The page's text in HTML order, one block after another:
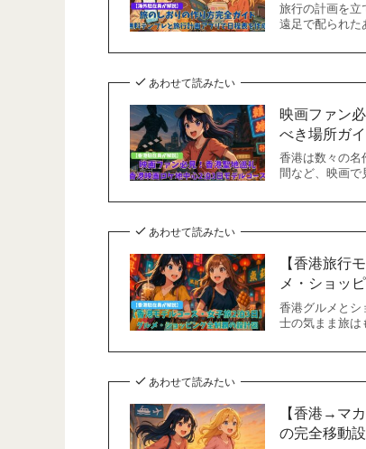
旅行の計画を立
遠足で配られた
あわせて読みたい
映画ファン
べき場所ガ
香港は数々の名
間など、映画
あわせて読みたい
【香港旅行
メ・ショッ
香港グルメとシ
士の気まま旅は
あわせて読みたい
【香港→マ
の完全移動